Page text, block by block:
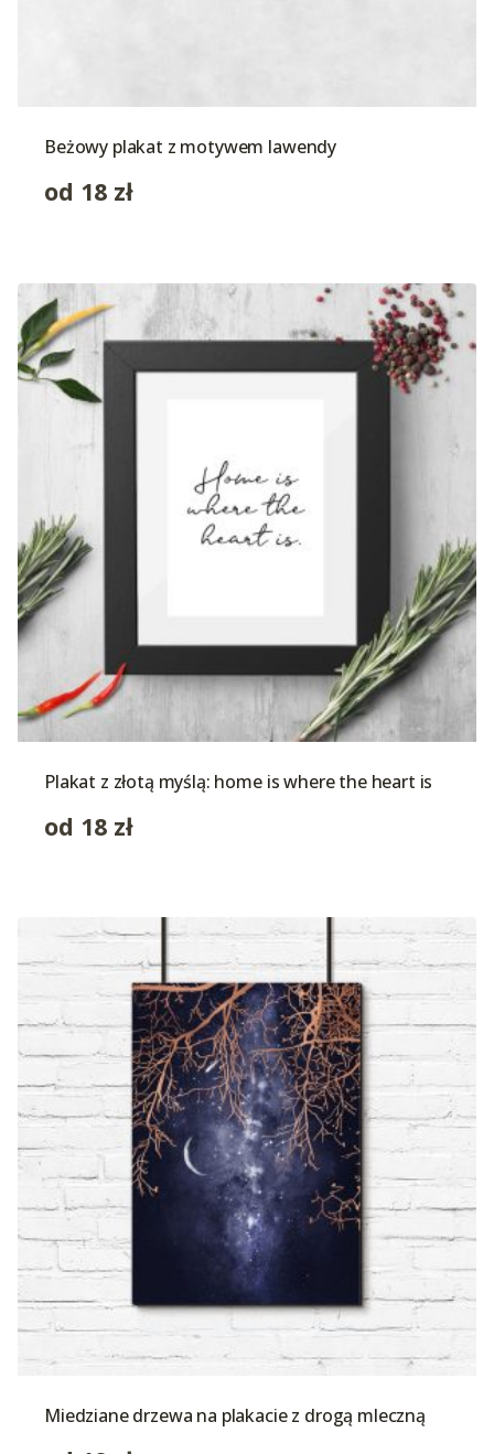
Beżowy plakat z motywem lawendy
od 18 zł
Plakat z złotą myślą: home is where the heart is
od 18 zł
Miedziane drzewa na plakacie z drogą mleczną